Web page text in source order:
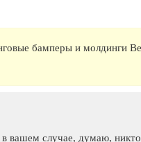
бамперы и молдинги
вашем случае, думаю, никто